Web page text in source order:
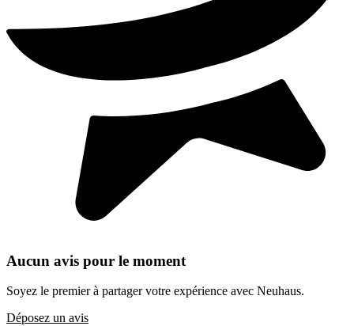
Aucun avis pour le moment
Soyez le premier à partager votre expérience avec Neuhaus.
Déposez un avis